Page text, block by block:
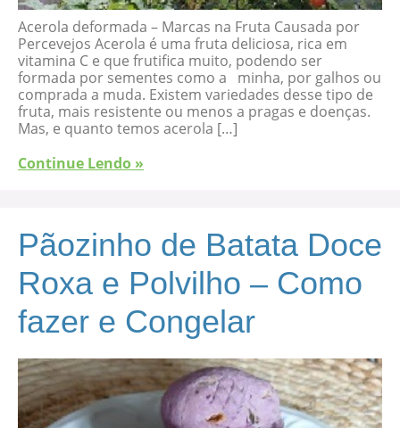
Acerola deformada – Marcas na Fruta Causada por
Percevejos Acerola é uma fruta deliciosa, rica em
vitamina C e que frutifica muito, podendo ser
formada por sementes como a minha, por galhos ou
comprada a muda. Existem variedades desse tipo de
fruta, mais resistente ou menos a pragas e doenças.
Mas, e quanto temos acerola […]
Continue Lendo »
Pãozinho de Batata Doce
Roxa e Polvilho – Como
fazer e Congelar